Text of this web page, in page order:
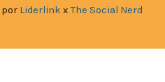
por Liderlink xThe Social Nerd